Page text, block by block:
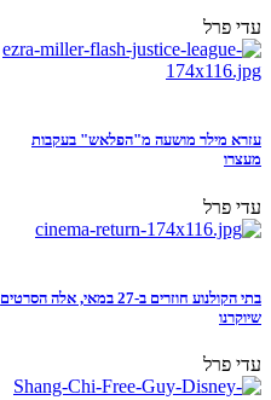
עדי פרל
עזרא מילר מושעה מ"הפלאש" בעקבות
מעצרו
עדי פרל
בתי הקולנוע חוזרים ב-27 במאי, אלה הסרטים
שיוקרנו
עדי פרל